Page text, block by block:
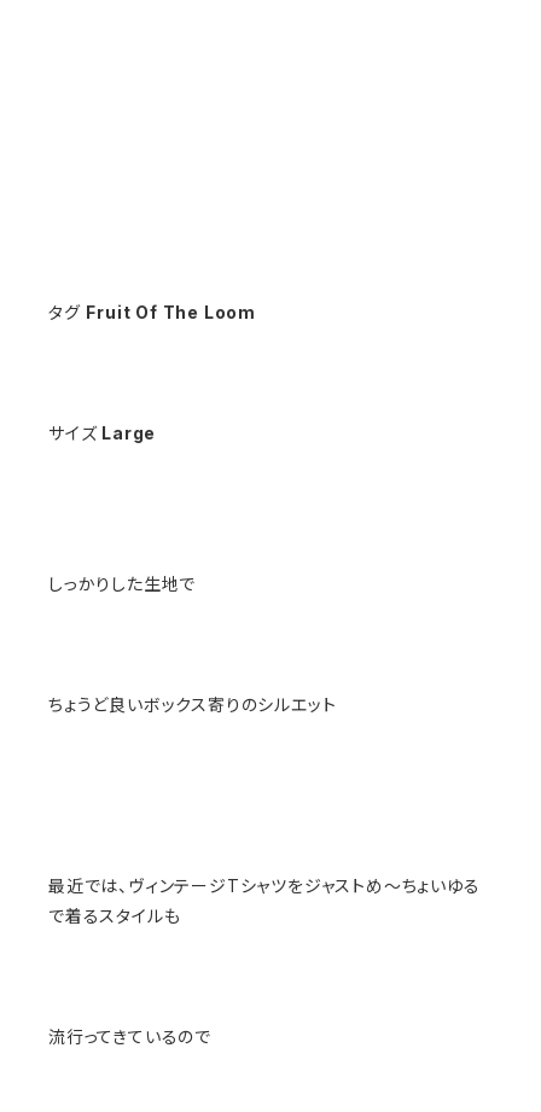
タグ Fruit Of The Loom
サイズLarge
しっかりした生地で
ちょうど良いボックス寄りのシルエット
最近では、ヴィンテージTシャツをジャストめ〜ちょいゆる
で着るスタイルも
流行ってきているので